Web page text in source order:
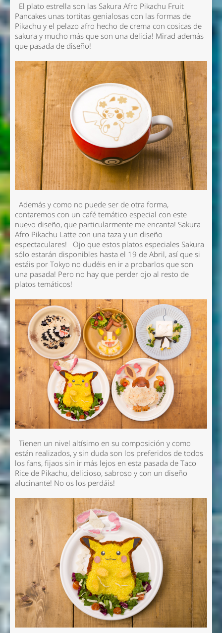
El plato estrella son las Sakura Afro Pikachu Fruit
Pancakes unas tortitas genialosas con las formas de
Pikachu y el pelazo afro hecho de crema con cosicas de
sakura y mucho más que son una delicia! Mirad además
que pasada de diseño!
Además y como no puede ser de otra forma,
contaremos con un café temático especial con este
nuevo diseño, que particularmente me encanta! Sakura
Afro Pikachu Lattecon una taza y un diseño
espectaculares! Ojo que estos platos especiales Sakura
sólo estarán disponibles hasta el 19 de Abril, así que si
estáis por Tokyo no dudéis en ir a probarlos que son
una pasada! Pero no hay que perder ojo al resto de
platos temáticos!
Tienen un nivel altísimo en su composición y como
están realizados, y sin duda son los preferidos de todos
los fans, fijaos sin ir más lejos en esta pasada de Taco
Rice de Pikachu, delicioso, sabroso y con un diseño
alucinante! No os los perdáis!